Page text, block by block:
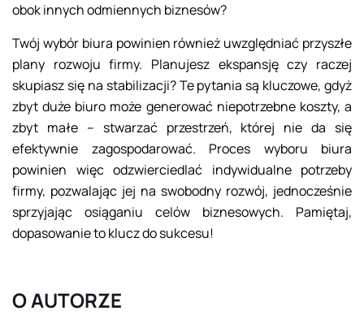
obok innych odmiennych biznesów?
Twój wybór biura powinien również uwzględniać przyszłe
plany rozwoju firmy. Planujesz ekspansję czy raczej
skupiasz się na stabilizacji? Te pytania są kluczowe, gdyż
zbyt duże biuro może generować niepotrzebne koszty, a
zbyt małe – stwarzać przestrzeń, której nie da się
efektywnie zagospodarować. Proces wyboru biura
powinien więc odzwierciedlać indywidualne potrzeby
firmy, pozwalając jej na swobodny rozwój, jednocześnie
sprzyjając osiąganiu celów biznesowych. Pamiętaj,
dopasowanie to klucz do sukcesu!
O AUTORZE